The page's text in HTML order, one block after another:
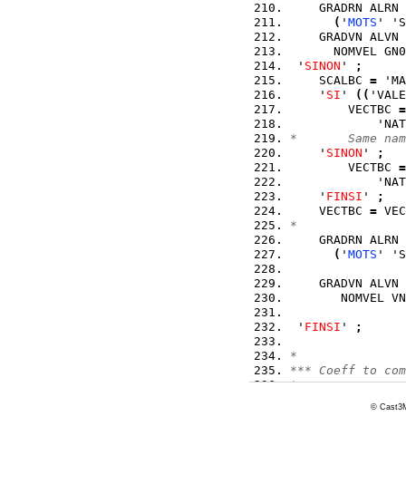
GRADRN
( ' MOTS '
GRADVN
NOMVEL
' SINON '
;
    SCALBC
=
    '
SI ' ( (
        VECTBC
=
*       Same
    '
SINON '
;
        VECTBC
=
    '
FINSI '
;
    VECTBC
=
*
GRADRN
( ' MOTS '
GRADVN
NOMVEL
' FINSI ' ;
*
*** Coeff to
*
GRADTN MCHDIT =
©